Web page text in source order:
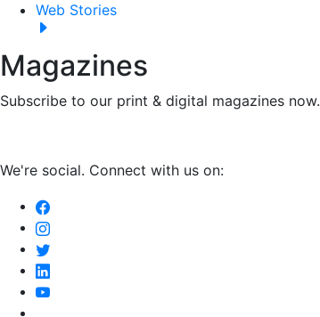
Web Stories
Magazines
Subscribe to our print & digital magazines now.
We're social. Connect with us on: